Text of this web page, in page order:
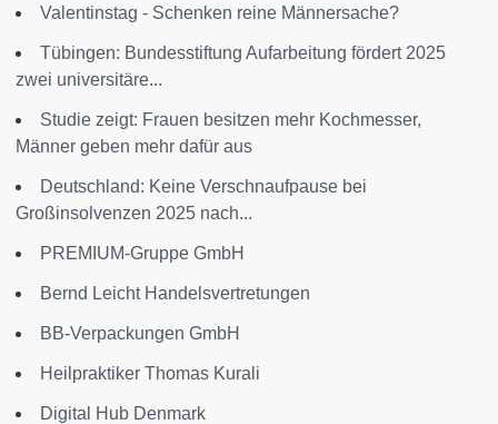
Valentinstag - Schenken reine Männersache?
Tübingen: Bundesstiftung Aufarbeitung fördert 2025
zwei universitäre...
Studie zeigt: Frauen besitzen mehr Kochmesser,
Männer geben mehr dafür aus
Deutschland: Keine Verschnaufpause bei
Großinsolvenzen 2025 nach...
PREMIUM-Gruppe GmbH
Bernd Leicht Handelsvertretungen
BB-Verpackungen GmbH
Heilpraktiker Thomas Kurali
Digital Hub Denmark